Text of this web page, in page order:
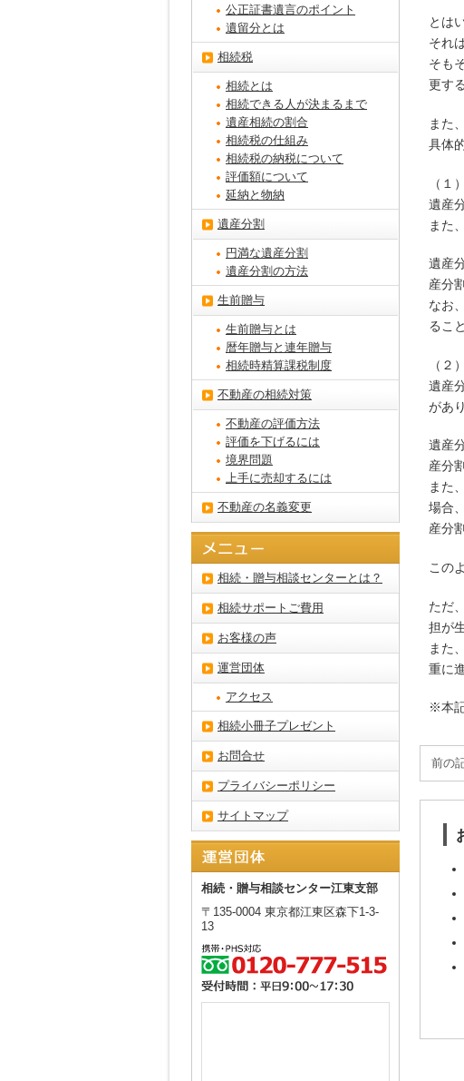
とは
それ
そも
更す
また
具体
（１
遺産
また
遺産
産分
なお
るこ
（２
遺産
があ
遺産
産分
また
場合
産分
この
ただ
担が
また
重に
※本
前の
公正証書遺言のポイント
遺留分とは
相続税
相続とは
相続できる人が決まるまで
遺産相続の割合
相続税の仕組み
相続税の納税について
評価額について
延納と物納
遺産分割
円満な遺産分割
遺産分割の方法
生前贈与
生前贈与とは
暦年贈与と連年贈与
相続時精算課税制度
不動産の相続対策
不動産の評価方法
評価を下げるには
境界問題
上手に売却するには
不動産の名義変更
相続・贈与相談センターとは？
相続サポートご費用
お客様の声
運営団体
アクセス
相続小冊子プレゼント
お問合せ
プライバシーポリシー
サイトマップ
相続・贈与相談センター江東支部
〒135-0004 東京都江東区森下1-3-
13